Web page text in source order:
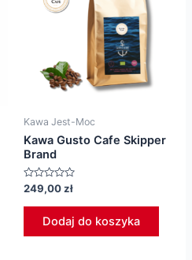
Kawa Jest-Moc
Kawa Gusto Cafe Skipper
Brand
Oceniono
0
na
249,00zł
Dodaj do koszyka